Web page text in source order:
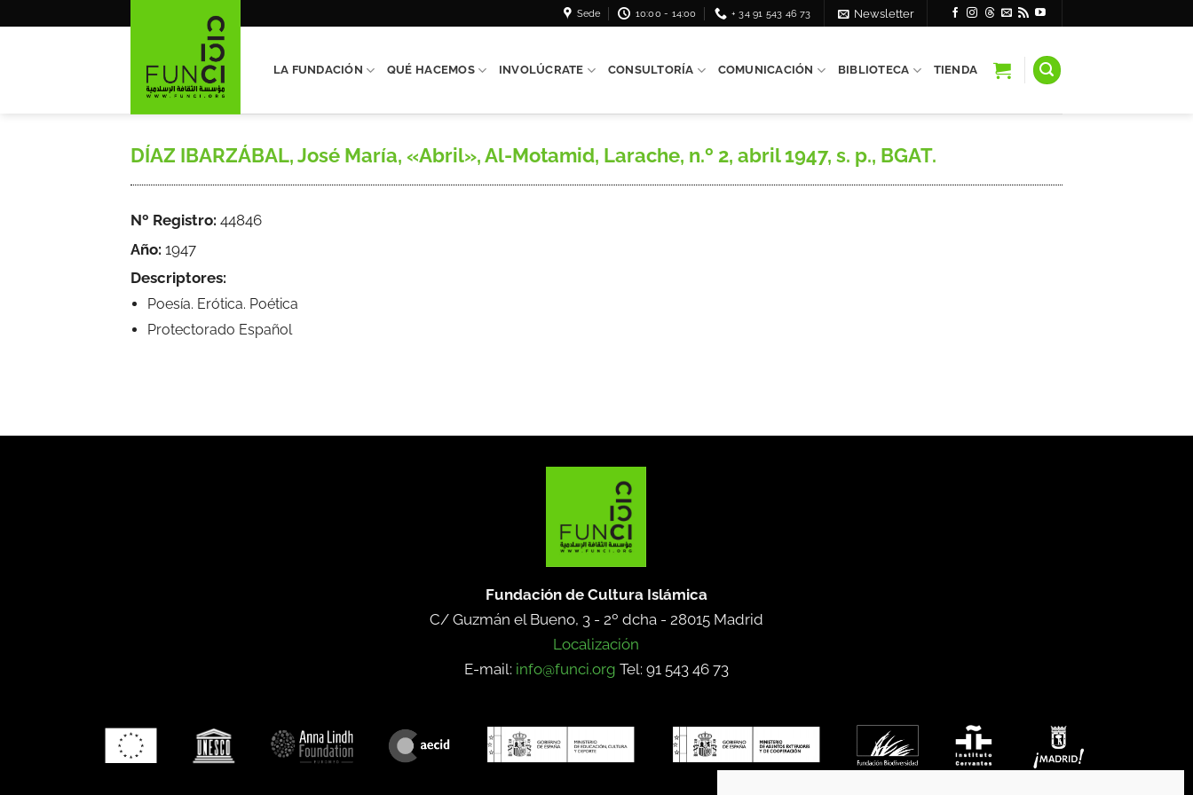
Sede 10:00 - 14:00 + 34 91 543 46 73 Newsletter
LA FUNDACIÓN QUÉ HACEMOS INVOLÚCRATE CONSULTORÍA COMUNICACIÓN BIBLIOTECA TIENDA
DÍAZ IBARZÁBAL, José María, «Abril», Al-Motamid, Larache, n.º 2, abril 1947, s. p., BGAT.
Nº Registro: 44846
Año: 1947
Descriptores:
Poesía. Erótica. Poética
Protectorado Español
Fundación de Cultura Islámica
C/ Guzmán el Bueno, 3 - 2º dcha - 28015 Madrid
Localización
E-mail: info@funci.org Tel: 91 543 46 73